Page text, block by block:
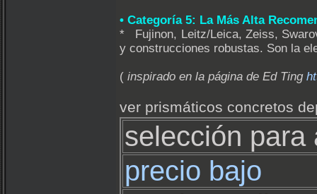
• Categoría 5: La Más Alta
* Fujinon, Leitz/Leica, Zeiss,
y construcciones robustas. Son la
( inspirado en la página de Ed Ting
ver prismáticos concretos
selección
precio bajo